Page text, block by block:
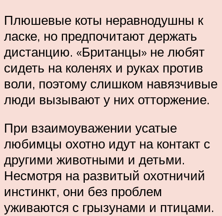
Плюшевые коты неравнодушны к
ласке, но предпочитают держать
дистанцию. «Британцы» не любят
сидеть на коленях и руках против
воли, поэтому слишком навязчивые
люди вызывают у них отторжение.
При взаимоуважении усатые
любимцы охотно идут на контакт с
другими животными и детьми.
Несмотря на развитый охотничий
инстинкт, они без проблем
уживаются с грызунами и птицами.